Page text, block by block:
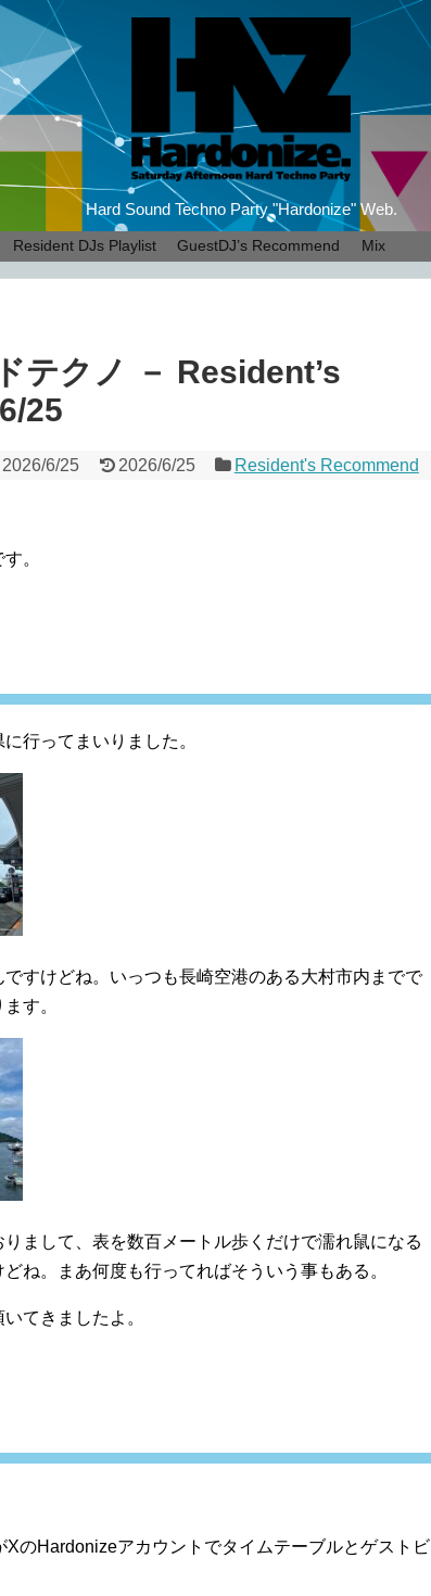
Hard Sound Techno Party "Hardonize" Web.
Resident DJs Playlist GuestDJ’s Recommend Mix
テクノ － Resident’s
25
2026/6/25 2026/6/25 Resident's Recommend
。
行ってまいりました。
すけどね。いっつも長崎空港のある大村市内までで
す。
まして、表を数百メートル歩くだけで濡れ鼠になる
ね。まあ何度も行ってればそういう事もある。
てきましたよ。
のHardonizeアカウントでタイムテーブルとゲストビ